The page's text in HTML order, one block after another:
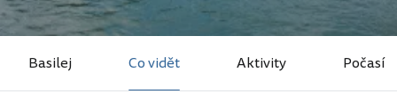
Basilej Co vidět Aktivity Počasí